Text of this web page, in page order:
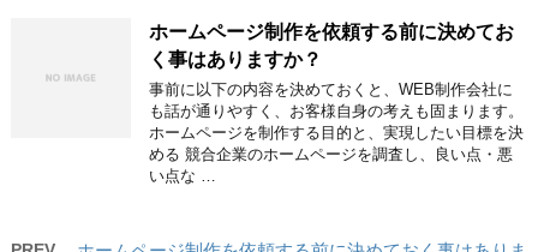
ホームページ制作を依頼する前に決めてお
く事はありますか？
事前に以下の内容を決めておくと、WEB制作会社に
も話が通りやすく、お客様自身の考えも固まります。
ホームページを制作する目的と、実現したい目標を決
める 競合企業のホームページを調査し、良い点・悪
い点な …